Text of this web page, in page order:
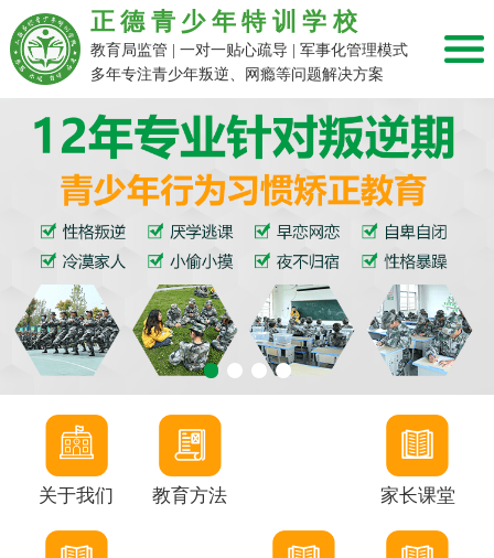
正德青少年特训学校
教育局监管 | 一对一贴心疏导 | 军事化管理模式
多年专注青少年叛逆、网瘾等问题解决方案
关于我们 教育方法 家长课堂